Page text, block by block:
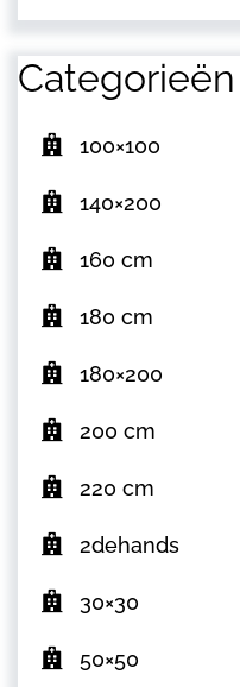
Categorieën
100×100
140×200
160 cm
180 cm
180×200
200 cm
220 cm
2dehands
30×30
50×50